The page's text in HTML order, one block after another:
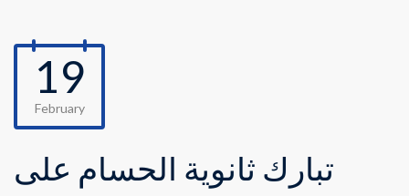
19
February
تبارك ثانوية الحسام على